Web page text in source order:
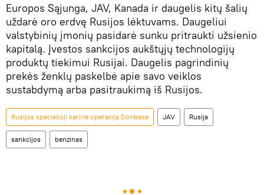
Europos Sąjunga, JAV, Kanada ir daugelis kitų šalių
uždarė oro erdvę Rusijos lėktuvams. Daugeliui
valstybinių įmonių pasidarė sunku pritraukti užsienio
kapitalą. Įvestos sankcijos aukštųjų technologijų
produktų tiekimui Rusijai. Daugelis pagrindinių
prekės ženklų paskelbė apie savo veiklos
sustabdymą arba pasitraukimą iš Rusijos.
Rusijos specialioji karinė operacija Donbase JAV Rusija
sankcijos benzinas